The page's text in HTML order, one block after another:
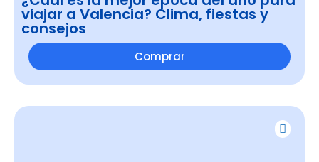
viajar a Valencia? Clima, fiestas y
consejos
Comprar